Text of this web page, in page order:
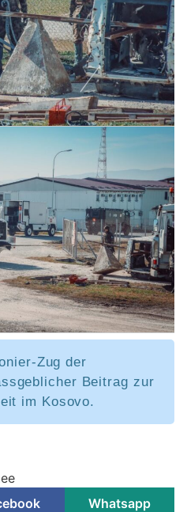
Zug der
Beitrag zur
im Kosovo.
Whatsapp